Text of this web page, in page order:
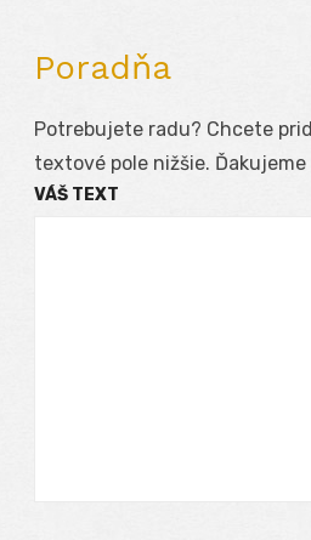
Poradňa
Potrebujete radu? Chcete
textové pole nižšie. Ďakujeme
VÁŠ TEXT